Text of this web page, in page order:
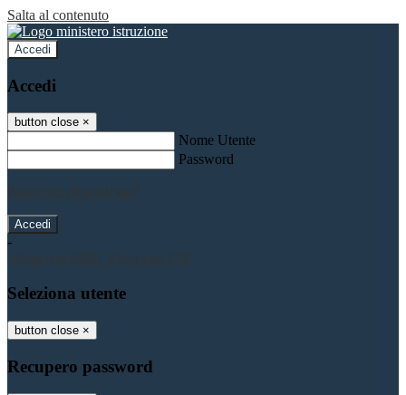
Salta al contenuto
Accedi
Accedi
button close ×
Nome Utente
Password
Password dimenticata?
-
Entra con SPID
Entra con CIE
Seleziona utente
button close ×
Recupero password